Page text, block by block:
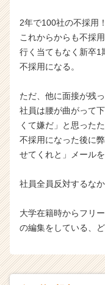
2年で100社の不採用！
これからからも不採用
行く当てもなく新卒1
不採用になる。
ただ、他に面接が残
社員は腰が曲がって
くて嫌だ」と思ったた
不採用になった後に
せてくれと」メールを
社員全員反対するな
大学在籍時からフリ
の編集をしている、